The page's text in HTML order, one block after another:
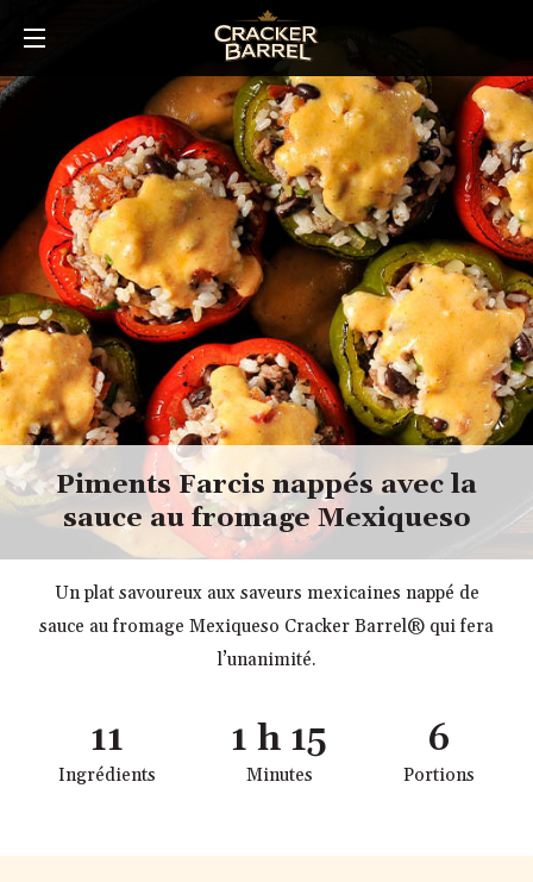
main
Piments Farcis nappés avec la
sauce au fromage Mexiqueso
Un plat savoureux aux saveurs mexicaines nappé de
sauce au fromage Mexiqueso Cracker Barrel® qui fera
l’unanimité.
11
Ingrédients
1 h 15
Minutes
6
Portions